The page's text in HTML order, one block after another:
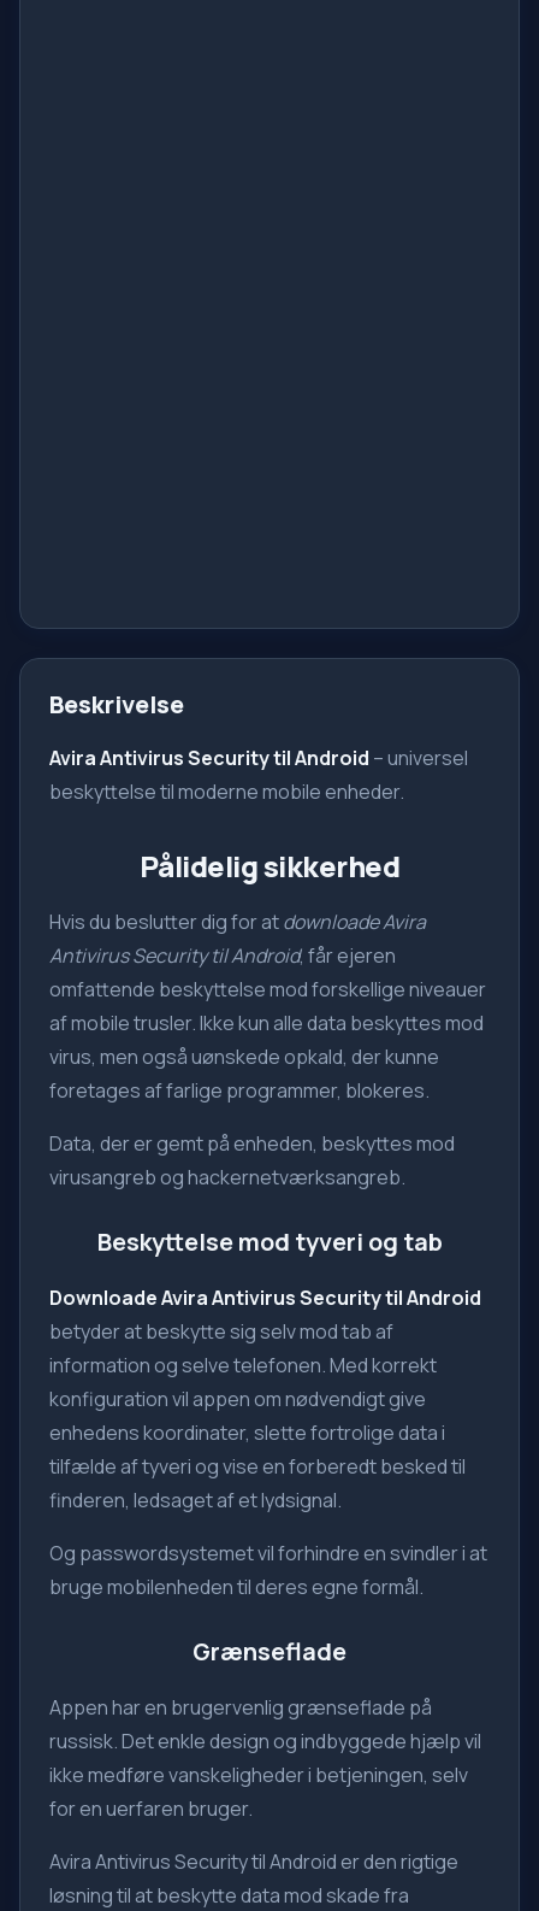
Beskrivelse
Avira Antivirus Security til Android – universel
beskyttelse til moderne mobile enheder.
Pålidelig sikkerhed
Hvis du beslutter dig for atdownloade Avira
Antivirus Security til Android, får ejeren
omfattende beskyttelse mod forskellige niveauer
af mobile trusler. Ikke kun alle data beskyttes mod
virus, men også uønskede opkald, der kunne
foretages af farlige programmer, blokeres.
Data, der er gemt på enheden, beskyttes mod
virusangreb og hackernetværksangreb.
Beskyttelse mod tyveri og tab
Downloade Avira Antivirus Security til Android
betyder at beskytte sig selv mod tab af
information og selve telefonen. Med korrekt
konfiguration vil appen om nødvendigt give
enhedens koordinater, slette fortrolige data i
tilfælde af tyveri og vise en forberedt besked til
finderen, ledsaget af et lydsignal.
Og passwordsystemet vil forhindre en svindler i at
bruge mobilenheden til deres egne formål.
Grænseflade
Appen har en brugervenlig grænseflade på
russisk. Det enkle design og indbyggede hjælp vil
ikke medføre vanskeligheder i betjeningen, selv
for en uerfaren bruger.
Avira Antivirus Security til Android er den rigtige
løsning til at beskytte data mod skade fra